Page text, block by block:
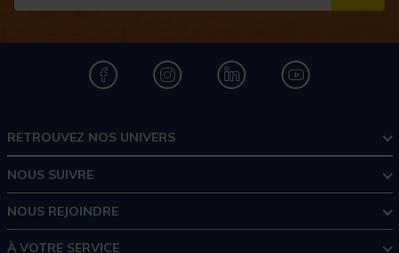
RETROUVEZ NOS UNIVERS
NOUS SUIVRE
NOUS REJOINDRE
À VOTRE SERVICE